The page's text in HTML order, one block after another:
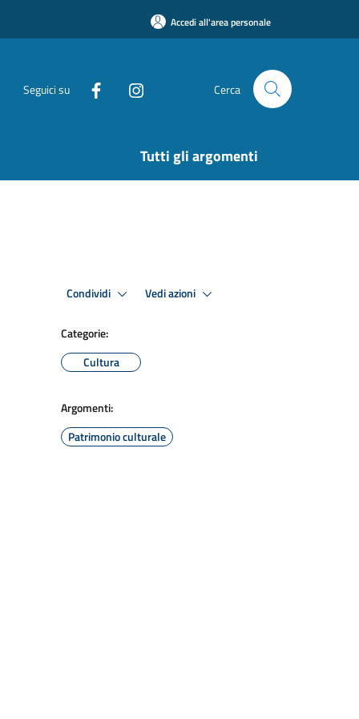
Accedi all'area personale
Seguici su Cerca
Tutti gli argomenti
Condividi Vedi azioni
Categorie:
Cultura
Argomenti:
Patrimonio culturale